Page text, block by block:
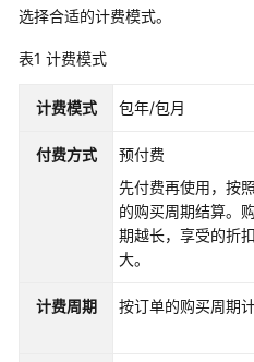
计
说
速
指
选择合适的计费模式。
表1 计费模式
计费模式 包年/包月
付费方式
预付费
先付费再使用，按
的购买周期结算。
期越长，享受的折
大。
计费周期 按订单的购买周期计